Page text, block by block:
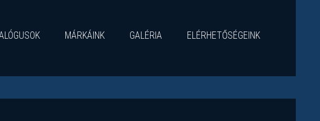
MÁRKÁINK GALÉRIA ELÉRHETŐSÉGEINK